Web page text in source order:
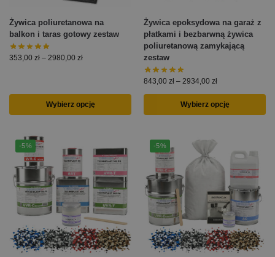
Żywica poliuretanowa na
balkon i taras gotowy zestaw
353,00 zł – 2980,00 zł
Wybierz opcję
Żywica epoksydowa na garaż z
płatkami i bezbarwną żywica
poliuretanową zamykającą
zestaw
843,00 zł – 2934,00 zł
Wybierz opcję
-5% -5%